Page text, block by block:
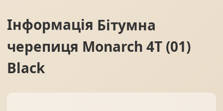
Інформація Бітумна
черепиця Monarch 4T (01)
Black